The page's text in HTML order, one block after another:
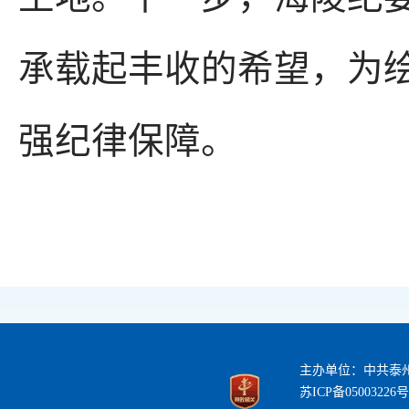
承载起丰收的希望，为
强纪律保障。
主办单位：中共泰
苏ICP备05003226号